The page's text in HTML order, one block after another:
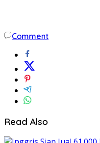
Comment
Read Also